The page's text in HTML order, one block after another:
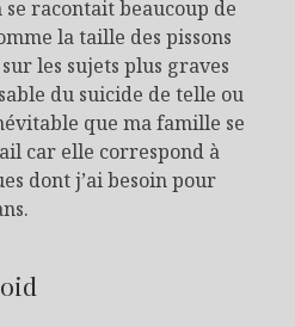
racontait beaucoup de
la taille des pissons
les sujets plus graves
du suicide de telle ou
que ma famille se
car elle correspond à
dont j’ai besoin pour